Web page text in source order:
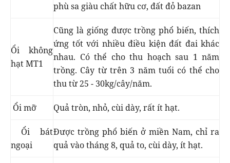
phù sa giàu chất hữu cơ, đất đỏ bazan
Ổi không
hạt MT1
Cũng là giống được trồng phổ biến, thích
ứng tốt với nhiều điều kiện đất đai khác
nhau. Có thể cho thu hoạch sau 1 năm
trồng. Cây từ trên 3 năm tuổi có thể cho
thu từ 25 - 30kg/cây/năm.
Ổi mỡ Quả tròn, nhỏ, cùi dày, rất ít hạt.
Ổi bát
ngoại
Được trồng phổ biến ở miền Nam, chỉ ra
quả vào tháng 8, quả to, cùi dày, ít hạt.